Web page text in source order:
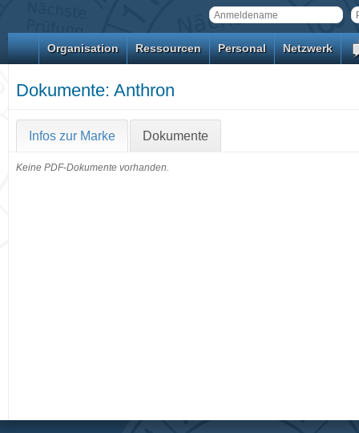
Organisation Ressourcen Personal Netzwerk
Dokumente: Anthron
Infos zur Marke Dokumente
Keine PDF-Dokumente vorhanden.